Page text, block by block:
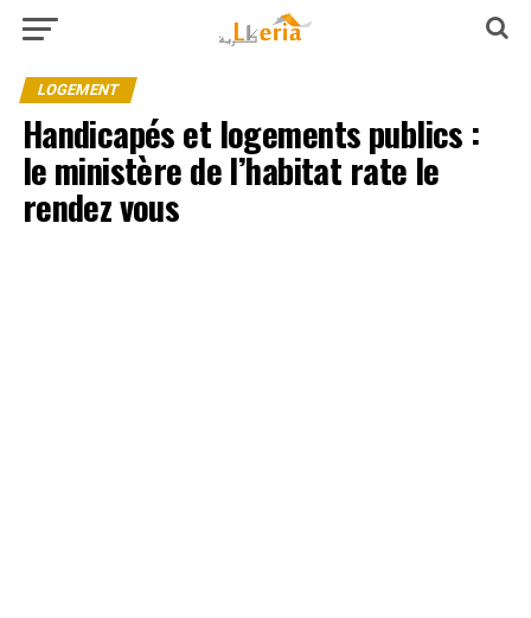
LOGEMENT
Handicapés et logements publics :
le ministère de l’habitat rate le
rendez vous